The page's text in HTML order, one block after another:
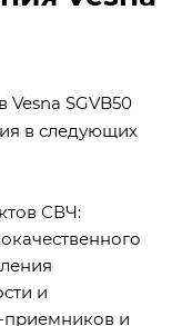
SGVB50
в следующих
СВЧ:
и
и